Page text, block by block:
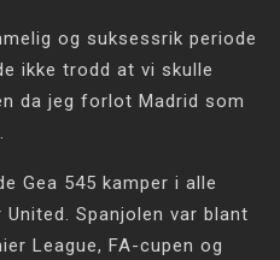
og suksessrik periode
ikke trodd at vi skulle
da jeg forlot Madrid som
Gea 545 kamper i alle
Spanjolen var blant
League, FA-cupen og